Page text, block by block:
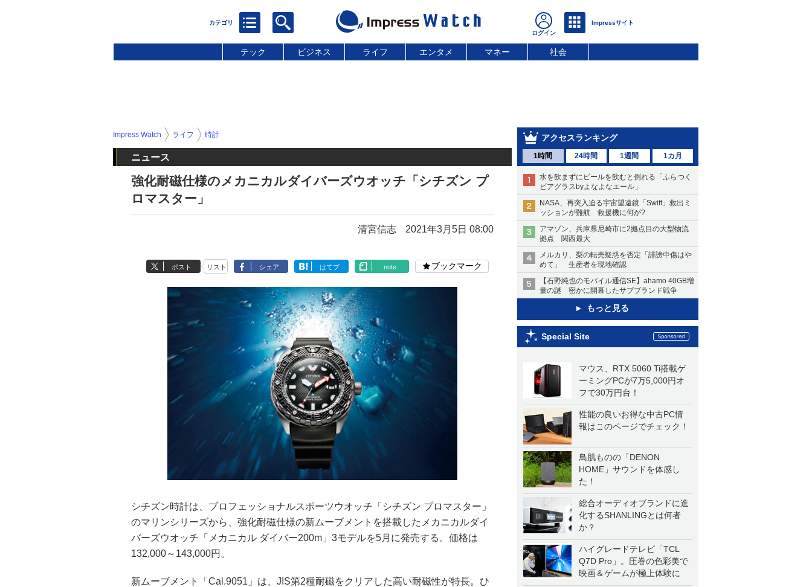
テック ビジネス ライフ エンタメ マネー 社会
アクセスランキング
1時間 24時間 1週間 1カ月
水を飲まずにビールを飲むと倒れる「ふらつく
ビアグラスbyよなよなエール」
NASA、再突入迫る宇宙望遠鏡「Swift」救出ミ
ッションが難航 救援機に何が?
アマゾン、兵庫県尼崎市に2拠点目の大型物流
拠点 関西最大
メルカリ、梨の転売疑惑を否定「誹謗中傷はや
めて」 生産者を現地確認
【石野純也のモバイル通信SE】ahamo 40GB増
量の謎 密かに開幕したサブブランド戦争
もっと見る
Special Site
マウス、RTX 5060 Ti搭載ゲ
ーミングPCが7万5,000円オ
フで30万円台！
性能の良いお得な中古PC情
報はこのページでチェック！
鳥肌ものの「DENON
HOME」サウンドを体感し
た！
総合オーディオブランドに進
化するSHANLINGとは何者
か？
ハイグレードテレビ「TCL
Q7D Pro」。圧巻の色彩美で
映画＆ゲームが極上体験に
Impress Watch ライフ 時計
ニュース
強化耐磁仕様のメカニカルダイバーズウオッチ「シチズン プ
ロマスター」
清宮信志 2021年3月5日 08:00
ポスト リスト シェア はてブ note ブックマーク
シチズン時計は、プロフェッショナルスポーツウオッチ「シチズン プロマスター」
のマリンシリーズから、強化耐磁仕様の新ムーブメントを搭載したメカニカルダイ
バーズウオッチ「メカニカル ダイバー200m」3モデルを5月に発売する。価格は
132,000～143,000円。
新ムーブメント「Cal.9051」は、JIS第2種耐磁をクリアした高い耐磁性が特長。ひ